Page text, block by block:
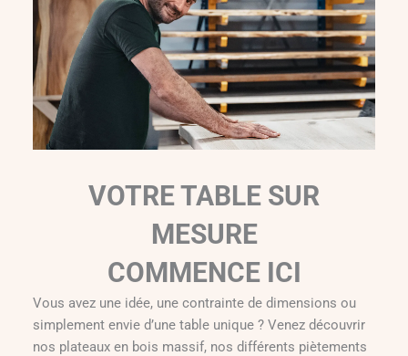
VOTRE TABLE SUR
MESURE
COMMENCE ICI
Vous avez une idée, une contrainte de dimensions ou
simplement envie d’une table unique ? Venez découvrir
nos plateaux en bois massif, nos différents piètements